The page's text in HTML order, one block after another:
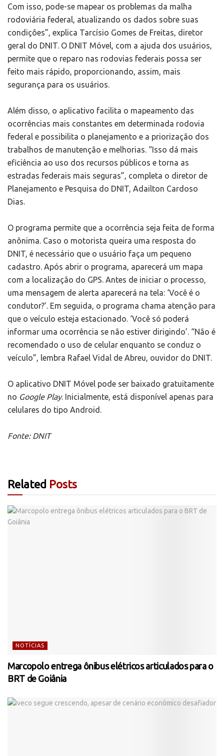
Com isso, pode-se mapear os problemas da malha
rodoviária federal, atualizando os dados sobre suas
condições”, explica Tarcísio Gomes de Freitas, diretor
geral do DNIT. O DNIT Móvel, com a ajuda dos usuários,
permite que o reparo nas rodovias federais possa ser
feito mais rápido, proporcionando, assim, mais
segurança para os usuários.
Além disso, o aplicativo facilita o mapeamento das
ocorrências mais constantes em determinada rodovia
federal e possibilita o planejamento e a priorização dos
trabalhos de manutenção e melhorias. “Isso dá mais
eficiência ao uso dos recursos públicos e torna as
estradas federais mais seguras”, completa o diretor de
Planejamento e Pesquisa do DNIT, Adailton Cardoso
Dias.
O programa permite que a ocorrência seja feita de forma
anônima. Caso o motorista queira uma resposta do
DNIT, é necessário que o usuário faça um pequeno
cadastro. Após abrir o programa, aparecerá um mapa
com a localização do GPS. Antes de iniciar o processo,
uma mensagem de alerta aparecerá na tela: ‘Você é o
condutor?’. Em seguida, o programa chama atenção para
que o veículo esteja estacionado. ‘Você só poderá
informar uma ocorrência se não estiver dirigindo’. “Não é
recomendado o uso de celular enquanto se conduz o
veículo”, lembra Rafael Vidal de Abreu, ouvidor do DNIT.
O aplicativo DNIT Móvel pode ser baixado gratuitamente
no Google Play. Inicialmente, está disponível apenas para
celulares do tipo Android.
Fonte: DNIT
Related Posts
NOTÍCIAS
Marcopolo entrega ônibus elétricos articulados para o
BRT de Goiânia